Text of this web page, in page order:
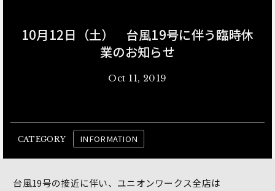
10月12日（土） 台風19号に伴う臨時休
業のお知らせ
Oct 11, 2019
CATEGORY INFORMATION
台風19号の接近に伴い、ユニオンワークス全店は